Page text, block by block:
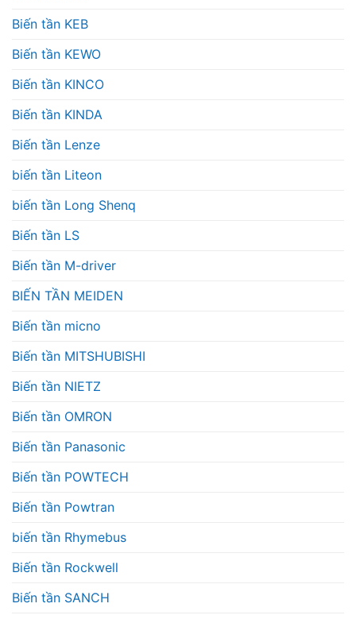
Biến tần KEB
Biến tần KEWO
Biến tần KINCO
Biến tần KINDA
Biến tần Lenze
biến tần Liteon
biến tần Long Shenq
Biến tần LS
Biến tần M-driver
BIẾN TẦN MEIDEN
Biến tần micno
Biến tần MITSHUBISHI
Biến tần NIETZ
Biến tần OMRON
Biến tần Panasonic
Biến tần POWTECH
Biến tần Powtran
biến tần Rhymebus
Biến tần Rockwell
Biến tần SANCH